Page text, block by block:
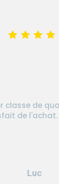
classe de
de l'achat.
Luc